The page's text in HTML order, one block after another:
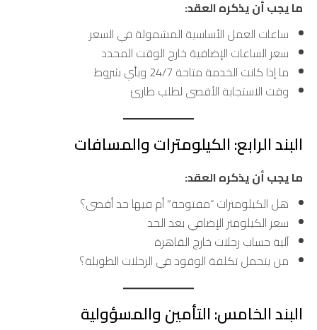
ما يجب أن يذكره العقد:
ساعات العمل الأساسية المشمولة في السعر
سعر الساعات الإضافية خارج الوقت المحدد
ما إذا كانت الخدمة متاحة 24/7 وبأي شروط
وقت الاستجابة الأقصى لطلب طارئ
البند الرابع: الكيلومترات والمسافات
ما يجب أن يذكره العقد:
هل الكيلومترات “مفتوحة” أم فيها حد أقصى؟
سعر الكيلومتر الإضافي بعد الحد
آلية حساب رحلات خارج القاهرة
من يتحمل تكلفة الوقود في الرحلات الطويلة؟
البند الخامس: التأمين والمسؤولية